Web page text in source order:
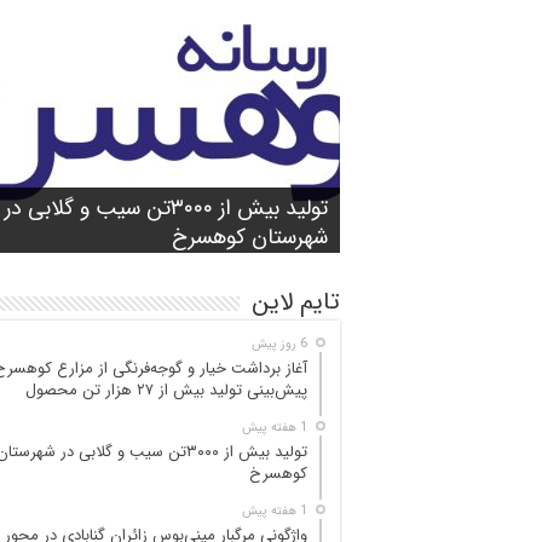
آغاز برداشت خیار و گوجه‌فرنگی از
کوهسرخ؛
تن محصول
تولید بیش از ۳۰۰۰تن سیب و گلابی در
شهرستان کوهسرخ
واژگونی مرگبار مینی‌بوس زائران
در محور کاشمر ـ کوهسرخ؛ ۵
۲۵ مصدوم
بازدید میدانی مسئولان از محور کاشمر
کوهسرخ و بررسی نقاط حادثه‌خیز
شورای آموزش و پرورش شهرستان
کوهسرخ برگزار شد؛ تأکید بر آمادگی
مدارس برای سال تحصیلی جدید
تایم لاین
6 روز پیش
آغاز برداشت خیار و گوجه‌فرنگی از مزارع
پیش‌بینی تولید بیش از ۲۷ هزار تن محصول
1 هفته پیش
تولید بیش از ۳۰۰۰تن سیب و گلابی در
کوهسرخ
1 هفته پیش
واژگونی مرگبار مینی‌بوس زائران گنابادی در محور